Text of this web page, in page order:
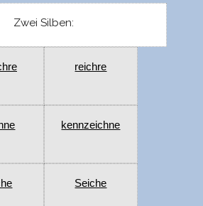
Zwei Silben:
reichre
kennzeichne
Seiche